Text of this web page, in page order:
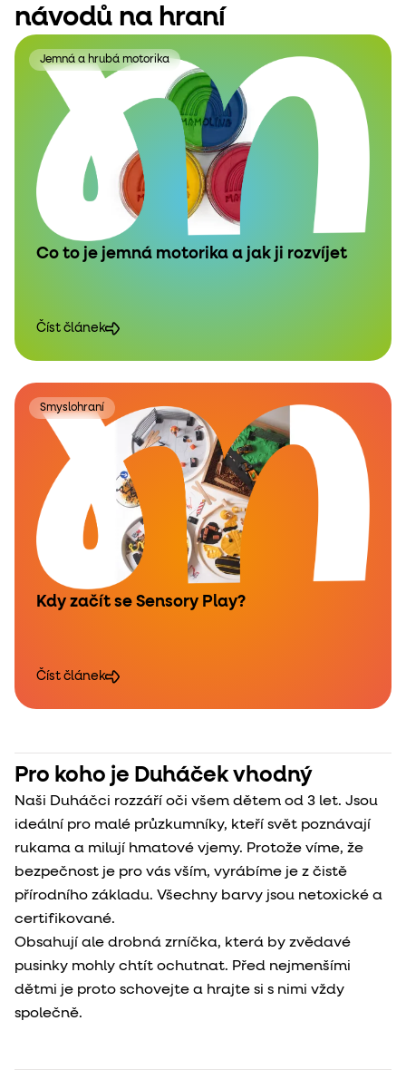
návodů na hraní
Jemná a hrubá motorika
Co to je jemná motorika a jak ji rozvíjet
Číst článek
Smyslohraní
Kdy začít se Sensory Play?
Číst článek
Pro koho je Duháček vhodný
Naši Duháčci rozzáří oči všem dětem od 3 let. Jsou
ideální pro malé průzkumníky, kteří svět poznávají
rukama a milují hmatové vjemy. Protože víme, že
bezpečnost je pro vás vším, vyrábíme je z čistě
přírodního základu. Všechny barvy jsou netoxické a
certifikované.
Obsahují ale drobná zrníčka, která by zvědavé
pusinky mohly chtít ochutnat. Před nejmenšími
dětmi je proto schovejte a hrajte si s nimi vždy
společně.